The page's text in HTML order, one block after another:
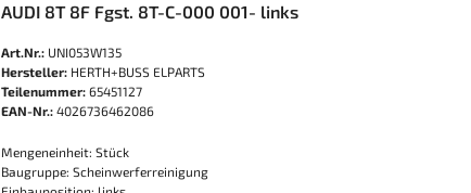
AUDI 8T 8F Fgst. 8T-C-000 001- links
Art.Nr.: UNI053W135
Hersteller: HERTH+BUSS ELPARTS
Teilenummer: 65451127
EAN-Nr.: 4026736462086
Mengeneinheit: Stück
Baugruppe: Scheinwerferreinigung